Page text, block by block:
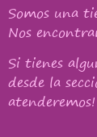
Somos una
Nos
Si tienes
desde la
atenderemos!